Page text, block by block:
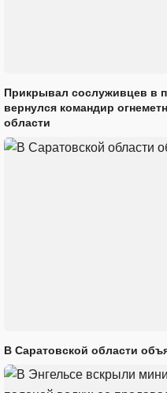
Прикрывал сослуживцев в
вернулся командир
области
В Саратовской области